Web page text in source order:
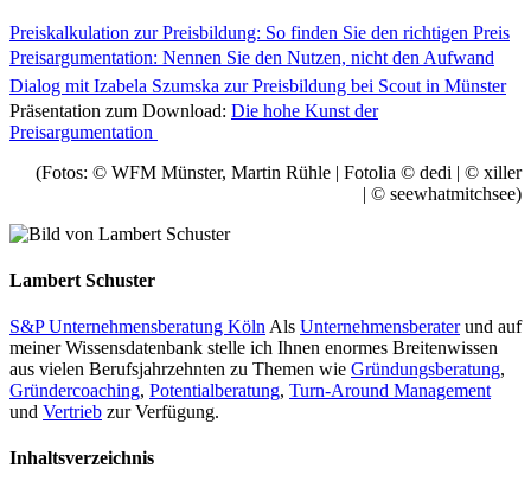
Preiskalkulation zur Preisbildung: So finden Sie den richtigen Preis
Preisargumentation: Nennen Sie den Nutzen, nicht den Aufwand
Dialog mit Izabela Szumska zur Preisbildung bei Scout in Münster
Präsentation zum Download: Die hohe Kunst der
Preisargumentation
(Fotos: © WFM Münster, Martin Rühle | Fotolia © dedi | © xiller
| © seewhatmitchsee)
Lambert Schuster
S&P Unternehmensberatung Köln Als Unternehmensberaterund auf
meiner Wissensdatenbank stelle ich Ihnen enormes Breitenwissen
aus vielen Berufsjahrzehnten zu Themen wie Gründungsberatung,
Gründercoaching, Potentialberatung, Turn-Around Management
und Vertrieb zur Verfügung.
Inhaltsverzeichnis